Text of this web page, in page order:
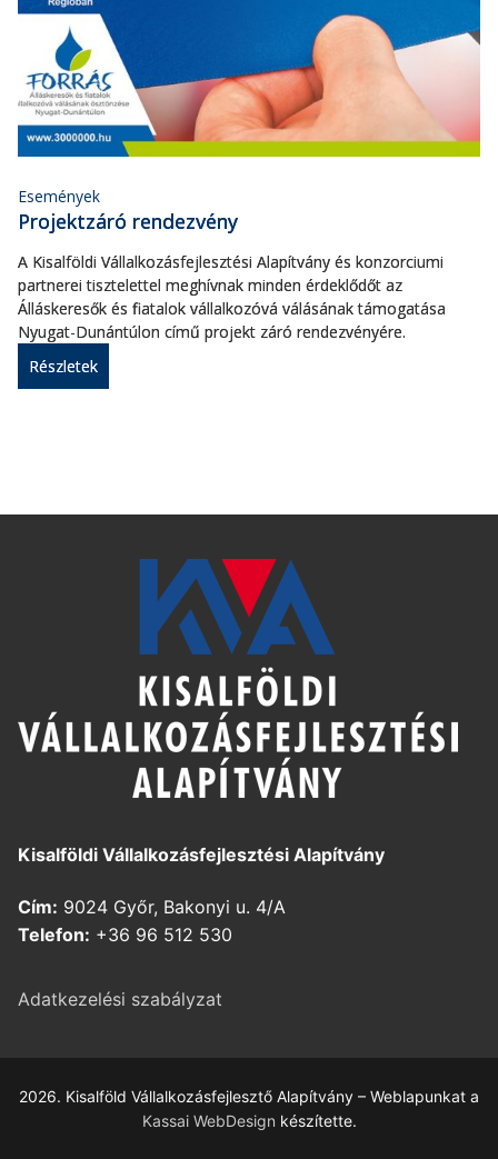
Események
Projektzáró rendezvény
A Kisalföldi Vállalkozásfejlesztési Alapítvány és konzorciumi
partnerei tisztelettel meghívnak minden érdeklődőt az
Álláskeresők és fiatalok vállalkozóvá válásának támogatása
Nyugat-Dunántúlon című projekt záró rendezvényére.
Részletek
Kisalföldi Vállalkozásfejlesztési Alapítvány
Cím: 9024 Győr, Bakonyi u. 4/A
Telefon: +36 96 512 530
Adatkezelési szabályzat
2026. Kisalföld Vállalkozásfejlesztő Alapítvány – Weblapunkat a
Kassai WebDesign készítette.